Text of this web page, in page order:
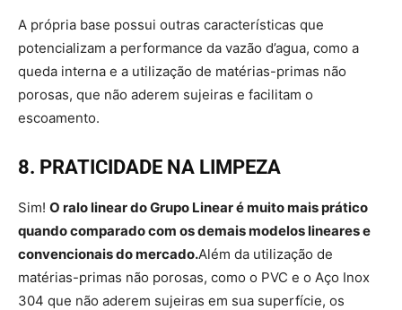
A própria base possui outras características que
potencializam a performance da vazão d’agua, como a
queda interna e a utilização de matérias-primas não
porosas, que não aderem sujeiras e facilitam o
escoamento.
8. PRATICIDADE NA LIMPEZA
Sim! O ralo linear do Grupo Linear é muito mais prático
quando comparado com os demais modelos lineares e
convencionais do mercado.Além da utilização de
matérias-primas não porosas, como o PVC e o Aço Inox
304 que não aderem sujeiras em sua superfície, os